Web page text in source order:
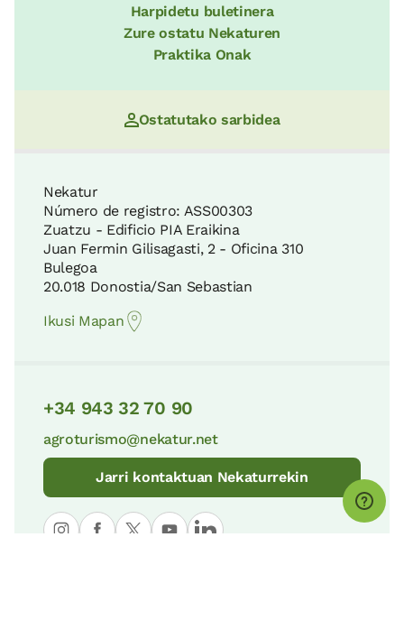
Harpidetu buletinera
Zure ostatu Nekaturen
Praktika Onak
Ostatutako sarbidea
Nekatur
Número de registro: ASS00303
Zuatzu - Edificio PIA Eraikina
Juan Fermin Gilisagasti, 2 - Oficina 310
Bulegoa
20.018 Donostia/San Sebastian
Ikusi Mapan
+34 943 32 70 90
agroturismo@nekatur.net
Jarri kontaktuan Nekaturrekin